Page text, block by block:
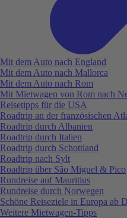
Mit dem Auto nach England
Mit dem Auto nach Mallorca
Mit dem Auto nach Rom
Mit Mietwagen von Rom nach
Reisetipps für die USA
Roadtrip an der französischen
Roadtrip durch Albanien
Roadtrip durch Italien
Roadtrip durch Schottland
Roadtrip nach Sylt
Roadtrip über São Miguel & Pico
Rundreise auf Mauritius
Rundreise durch Norwegen
Schöne Reiseziele in Europa ab
Weitere Mietwagen-Tipps